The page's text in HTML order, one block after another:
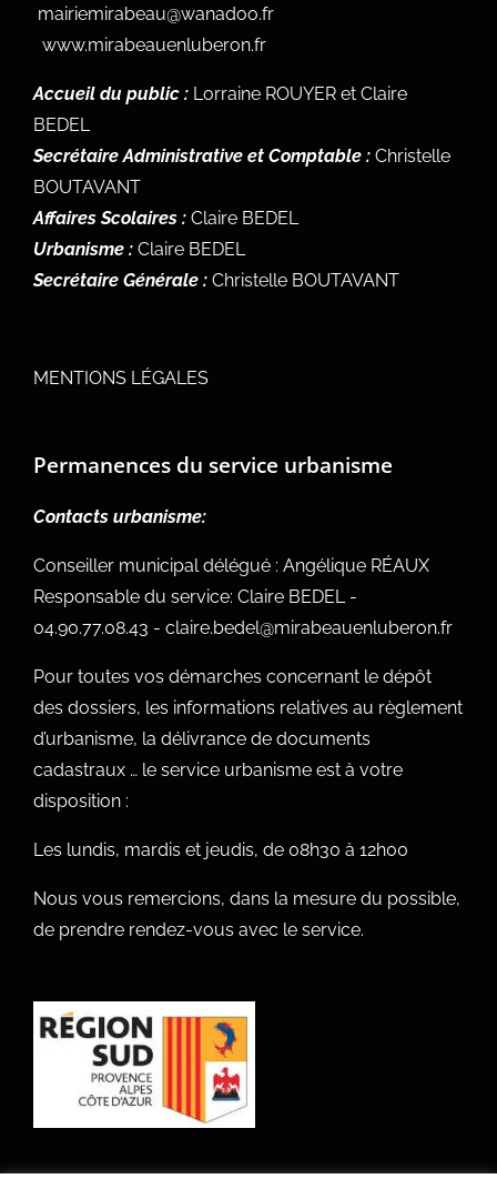
mairiemirabeau@wanadoo.fr
www.mirabeauenluberon.fr
Accueil du public : Lorraine ROUYER et Claire
BEDEL
Secrétaire Administrative et Comptable : Christelle
BOUTAVANT
Affaires Scolaires : Claire BEDEL
Urbanisme : Claire BEDEL
Secrétaire Générale : Christelle BOUTAVANT
MENTIONS LÉGALES
Permanences du service urbanisme
Contacts urbanisme:
Conseiller municipal délégué : Angélique RÉAUX
Responsable du service: Claire BEDEL -
04.90.77.08.43 - claire.bedel@mirabeauenluberon.fr
Pour toutes vos démarches concernant le dépôt
des dossiers, les informations relatives au règlement
d’urbanisme, la délivrance de documents
cadastraux … le service urbanisme est à votre
disposition :
Les lundis, mardis et jeudis, de 08h30 à 12h00
Nous vous remercions, dans la mesure du possible,
de prendre rendez-vous avec le service.